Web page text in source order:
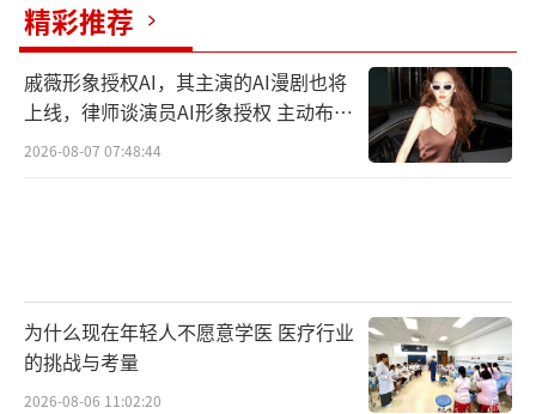
精彩推荐
戚薇形象授权AI，其主演的AI漫剧也将
上线，律师谈演员AI形象授权 主动布局
数字资产
2026-08-07 07:48:44
为什么现在年轻人不愿意学医 医疗行业
的挑战与考量
2026-08-06 11:02:20